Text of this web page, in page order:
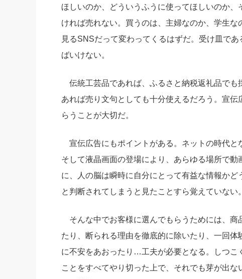
ほしいのか、どういうふうに使ってほしいのか
ければ売れない。買うのは、主婦なのか、学生な
見るSNSだって変わってくるはずだ。受け皿で
ばいけない。
伝統工芸品であれば、ふるさと納税返礼品でも
あれば売り文句としても十分使えるだろう。宣
らうことが大切だ。
宣伝広告にもポイントがある。ネットの時代と
そして液晶画面の登場により、あらゆる場所で
に、人の脳は瞬時に自分にとって有益な情報か
と判断されてしまうと見たことすら覚えていない。
そんな中でお客様に選んでもらうためには、商
たり、断られる理由を徹底的に除いたり、一回
に不安をあおったり…工夫が必要となる。しつこ
ことをすべてやり切った上で、それでも芽が出